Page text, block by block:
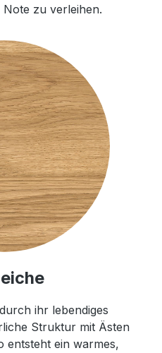
Note zu verleihen.
ihr lebendiges
Struktur mit Ästen
entsteht ein warmes,